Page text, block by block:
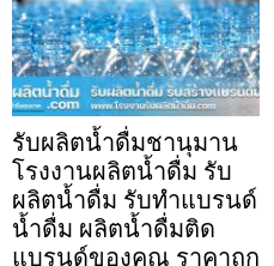
รับผลิตน้ำดื่มชานุมาน
โรงงานผลิตน้ำดื่ม รับ
ผลิตน้ำดื่ม รับทำแบรนด์
น้ำดื่ม ผลิตน้ำดื่มติด
แบรนด์ของคุณ ราคาถูก